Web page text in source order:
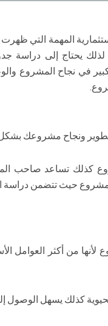
المهمة التي ظهرت
لذلك يحتاج إلى
في نجاح المشروع
ونجاح مشروعك
كذلك تساعد صاحب
حيث تتضمن دراسة
من أكثر العوامل
كذلك يسهل الوصول